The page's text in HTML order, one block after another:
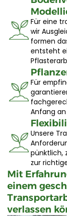
Für eine
wir
formen
entsteht
Für
Anfang
Unsere
pünktlich,
zur
Mit
einem
verlassen